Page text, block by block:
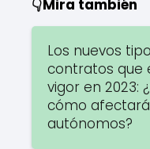
👇Mira también
Los nuevos
contratos que
vigor en 2023:
cómo
autónomos?